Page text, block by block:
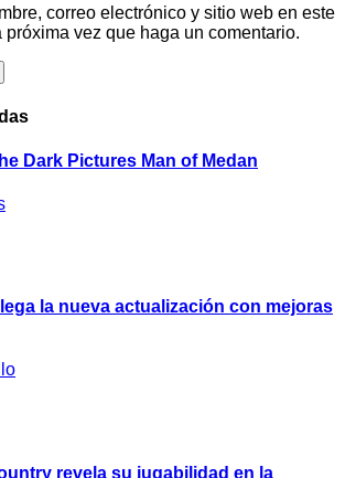
correo electrónico y sitio web en este
próxima vez que haga un comentario.
Dark Pictures Man of Medan
la nueva actualización con mejoras
revela su jugabilidad en la